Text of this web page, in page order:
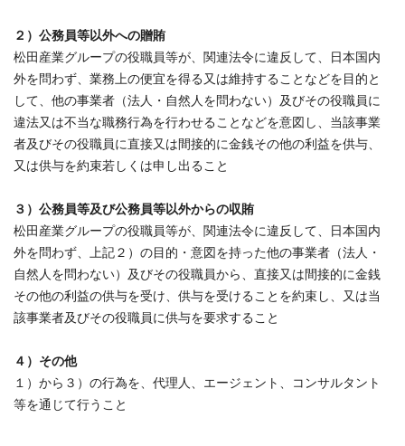
２）公務員等以外への贈賄
松田産業グループの役職員等が、関連法令に違反して、日本国内
外を問わず、業務上の便宜を得る又は維持することなどを目的と
して、他の事業者（法人・自然人を問わない）及びその役職員に
違法又は不当な職務行為を行わせることなどを意図し、当該事業
者及びその役職員に直接又は間接的に金銭その他の利益を供与、
又は供与を約束若しくは申し出ること
３）公務員等及び公務員等以外からの収賄
松田産業グループの役職員等が、関連法令に違反して、日本国内
外を問わず、上記２）の目的・意図を持った他の事業者（法人・
自然人を問わない）及びその役職員から、直接又は間接的に金銭
その他の利益の供与を受け、供与を受けることを約束し、又は当
該事業者及びその役職員に供与を要求すること
４）その他
１）から３）の行為を、代理人、エージェント、コンサルタント
等を通じて行うこと